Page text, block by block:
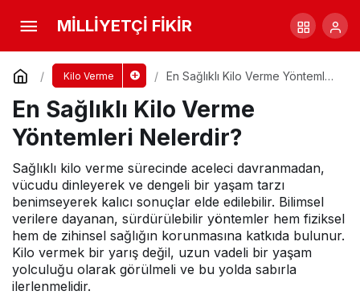
MİLLİYETÇİ FİKİR
Kilo Verme
En Sağlıklı Kilo Verme Yöntemleri
En Sağlıklı Kilo Verme
Yöntemleri Nelerdir?
Sağlıklı kilo verme sürecinde aceleci davranmadan,
vücudu dinleyerek ve dengeli bir yaşam tarzı
benimseyerek kalıcı sonuçlar elde edilebilir. Bilimsel
verilere dayanan, sürdürülebilir yöntemler hem fiziksel
hem de zihinsel sağlığın korunmasına katkıda bulunur.
Kilo vermek bir yarış değil, uzun vadeli bir yaşam
yolculuğu olarak görülmeli ve bu yolda sabırla
ilerlenmelidir.
En Sağlıklı Kilo Verme Yöntemleri Nelerdir?
Yorum Yap